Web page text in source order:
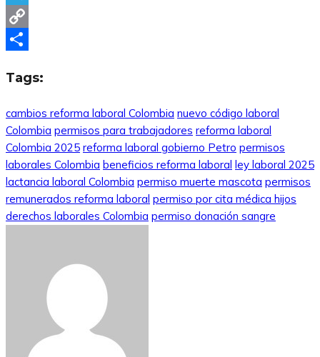
Telegram
Copy
Tags:
cambios reforma laboral Colombia nuevo código laboral
Colombia permisos para trabajadores reforma laboral
Colombia 2025 reforma laboral gobierno Petro permisos
laborales Colombia beneficios reforma laboral ley laboral 2025
lactancia laboral Colombia permiso muerte mascota permisos
remunerados reforma laboral permiso por cita médica hijos
derechos laborales Colombia permiso donación sangre